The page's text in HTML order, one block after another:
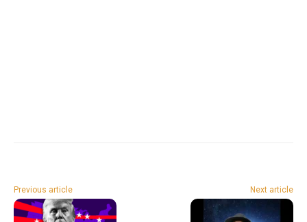
Previous article Next article